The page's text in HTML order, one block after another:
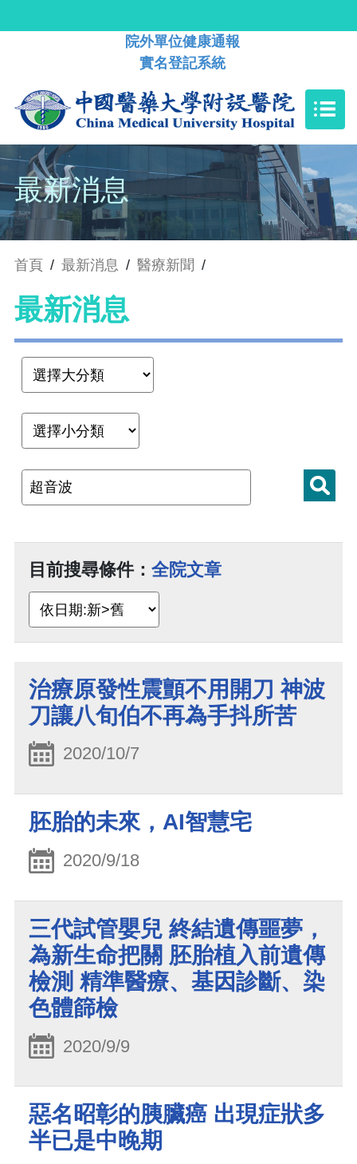
院外單位健康通報
實名登記系統
最新消息
首頁 / 最新消息 / 醫療新聞 /
最新消息
目前搜尋條件： 全院文章
治療原發性震顫不用開刀 神波
刀讓八旬伯不再為手抖所苦
2020/10/7
胚胎的未來，AI智慧宅
2020/9/18
三代試管嬰兒 終結遺傳噩夢，
為新生命把關 胚胎植入前遺傳
檢測 精準醫療、基因診斷、染
色體篩檢
2020/9/9
惡名昭彰的胰臟癌 出現症狀多
半已是中晚期